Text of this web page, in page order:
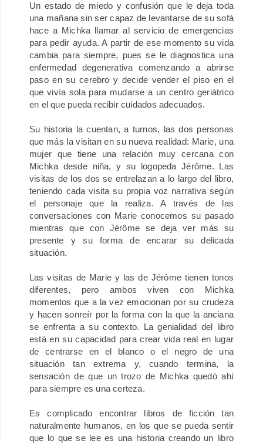
Un estado de miedo y confusión que le deja toda
una mañana sin ser capaz de levantarse de su sofá
hace a Michka llamar al servicio de emergencias
para pedir ayuda. A partir de ese momento su vida
cambia para siempre, pues se le diagnostica una
enfermedad degenerativa comenzando a abrirse
paso en su cerebro y decide vender el piso en el
que vivía sola para mudarse a un centro geriátrico
en el que pueda recibir cuidados adecuados.
Su historia la cuentan, a turnos, las dos personas
que más la visitan en su nueva realidad: Marie, una
mujer que tiene una relación muy cercana con
Michka desde niña, y su logopeda Jérôme. Las
visitas de los dos se entrelazan a lo largo del libro,
teniendo cada visita su propia voz narrativa según
el personaje que la realiza. A través de las
conversaciones con Marie conocemos su pasado
mientras que con Jérôme se deja ver más su
presente y su forma de encarar su delicada
situación.
Las visitas de Marie y las de Jérôme tienen tonos
diferentes, pero ambos viven con Michka
momentos que a la vez emocionan por su crudeza
y hacen sonreír por la forma con la que la anciana
se enfrenta a su contexto. La genialidad del libro
está en su capacidad para crear vida real en lugar
de centrarse en el blanco o el negro de una
situación tan extrema y, cuando termina, la
sensación de que un trozo de Michka quedó ahí
para siempre es una certeza.
Es complicado encontrar libros de ficción tan
naturalmente humanos, en los que se pueda sentir
que lo que se lee es una historia creando un libro